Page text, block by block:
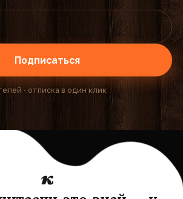
Подписаться
· отписка в один клик